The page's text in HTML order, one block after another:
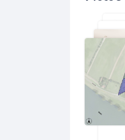
•
• Tweede
• Met
• Diverse
de begane
•
Bekijk de